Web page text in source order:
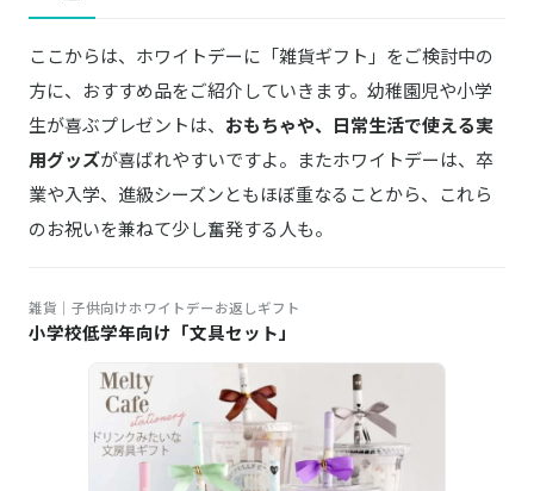
ここからは、ホワイトデーに「雑貨ギフト」をご検討中の
方に、おすすめ品をご紹介していきます。幼稚園児や小学
生が喜ぶプレゼントは、 おもちゃや、日常生活で使える実
用グッズが喜ばれやすいですよ。またホワイトデーは、卒
業や入学、進級シーズンともほぼ重なることから、これら
のお祝いを兼ねて少し奮発する人も。
雑貨｜子供向けホワイトデーお返しギフト
小学校低学年向け「文具セット」